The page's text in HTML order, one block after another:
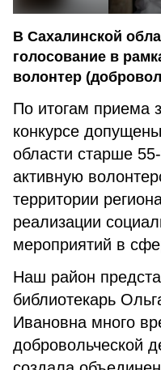
В Сахалинской
голосование в
волонтер
По итогам приема
конкурсе
области старше
активную
территории
реализации
мероприятий в
Наш район
библиотекарь
Ивановна много
добровольческой